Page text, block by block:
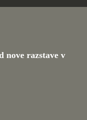
nove razstave v